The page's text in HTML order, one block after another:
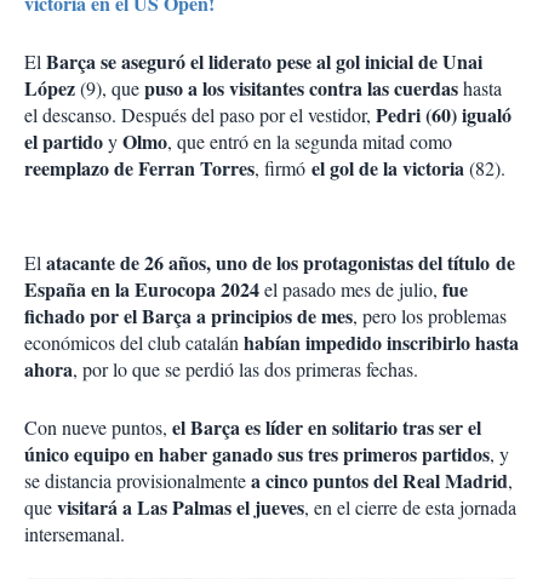
El Barça se aseguró el liderato pese al gol inicial de Unai
López(9), quepuso a los visitantes contra las cuerdashasta
el descanso. Después del paso por el vestidor, Pedri (60) igualó
el partidoyOlmo, que entró en la segunda mitad como
reemplazo de Ferran Torres, firmó el gol de la victoria(82).
El atacante de 26 años, uno de los protagonistas del título de
España en la Eurocopa 2024el pasado mes de julio, fue
fichado por el Barça a principios de mes, pero los problemas
económicos del club catalán habían impedido inscribirlo hasta
ahora, por lo que se perdió las dos primeras fechas.
Con nueve puntos, el Barça es líder en solitario tras ser el
único equipo en haber ganado sus tres primeros partidos, y
se distancia provisionalmentea cinco puntos del Real Madrid,
quevisitará a Las Palmas el jueves, en el cierre de esta jornada
intersemanal.